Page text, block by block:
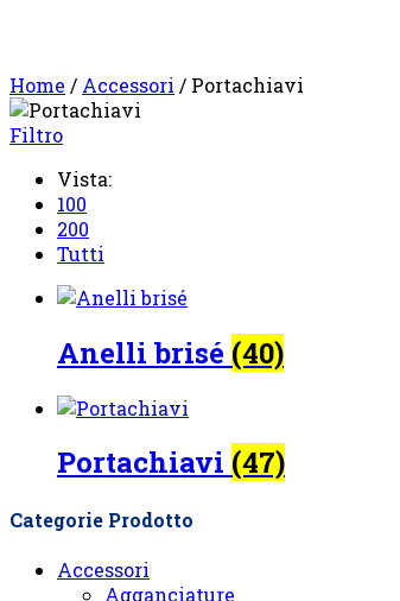
Home / Accessori / Portachiavi
Filtro
Vista:
100
200
Tutti
Anelli brisé (40)
Portachiavi (47)
Categorie Prodotto
Accessori
Agganciature